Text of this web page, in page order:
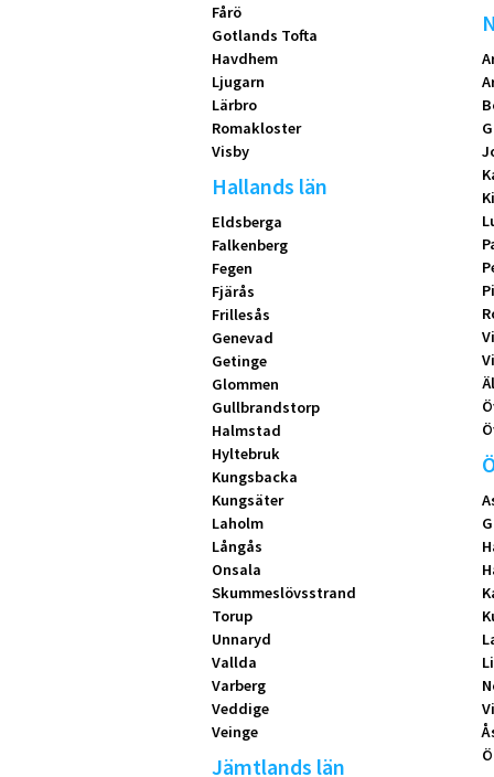
Fårö
Gotlands Tofta
Havdhem
Ljugarn
Lärbro
Romakloster
Visby
Hallands län
Eldsberga
Falkenberg
Fegen
Fjärås
Frillesås
Genevad
Getinge
Glommen
Gullbrandstorp
Halmstad
Hyltebruk
Kungsbacka
Kungsäter
Laholm
Långås
Onsala
Skummeslövsstrand
Torup
Unnaryd
Vallda
Varberg
Veddige
Veinge
Jämtlands län